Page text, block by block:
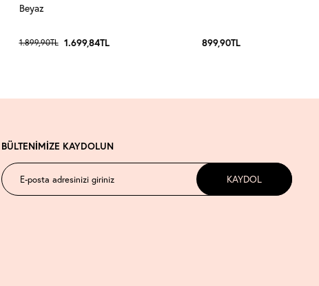
Beyaz
1.899,90TL 1.699,84TL 899,90TL
BÜLTENİMİZE KAYDOLUN
KAYDOL